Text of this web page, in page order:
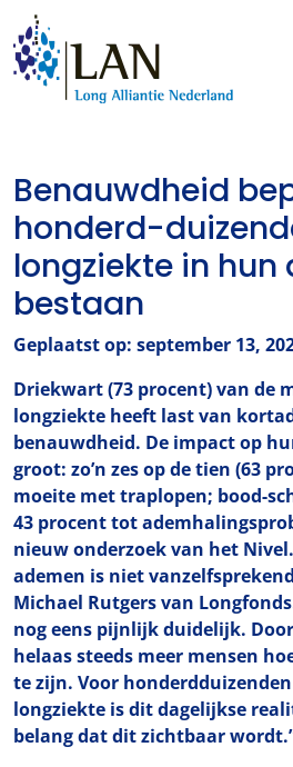
Benauwdheid
honderd-
longziekte in hun
bestaan
Geplaatst op: september 13,
Driekwart (73 procent) van de
longziekte heeft last van
benauwdheid. De impact op
groot: zo’n zes op de tien (63
moeite met traplopen; bood-
43 procent tot
nieuw onderzoek van het
ademen is niet
Michael Rutgers van
nog eens pijnlijk duidelijk.
helaas steeds meer mensen
te zijn. Voor
longziekte is dit dagelijkse
belang dat dit zichtbaar